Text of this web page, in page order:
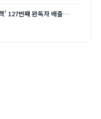
' 127번째 완독자 배출…